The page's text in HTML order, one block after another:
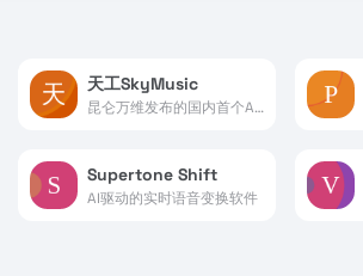
天工SkyMusic
昆仑万维发布的国内首个AI音乐生成大模型
Supertone Shift
AI驱动的实时语音变换软件